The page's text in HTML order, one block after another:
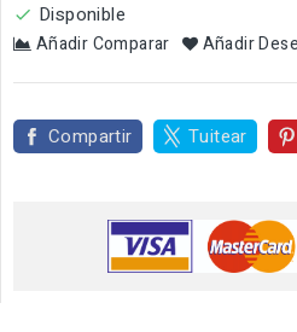
 Disponible
Añadir Comparar Añadir
Compartir Tuitear